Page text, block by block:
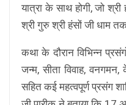
यात्रा के साथ होगी, जो
श्री गुरु श्री हंसों जी धाम
कथा के दौरान विभिन्न
जन्म, सीता विवाह,
सहित कई महत्वपूर्ण प्रसंग